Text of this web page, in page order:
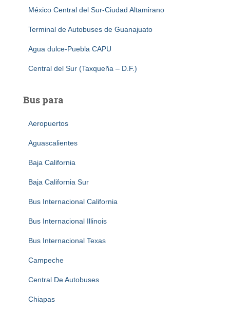
México Central del Sur-Ciudad Altamirano
Terminal de Autobuses de Guanajuato
Agua dulce-Puebla CAPU
Central del Sur (Taxqueña – D.F.)
Bus para
Aeropuertos
Aguascalientes
Baja California
Baja California Sur
Bus Internacional California
Bus Internacional Illinois
Bus Internacional Texas
Campeche
Central De Autobuses
Chiapas